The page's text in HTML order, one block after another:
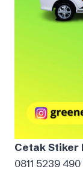
Cetak Stiker
0811 5239